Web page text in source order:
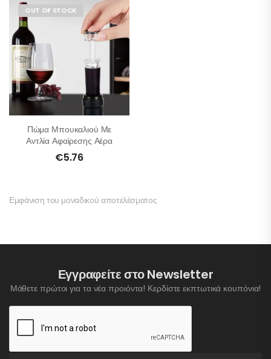
OUT OF STOCK
Πώμα Μπουκαλιού Με
Αντλία Αφαίρεσης Αέρα
€5.76
Εμφάνιση του μοναδικού αποτελέσματος
Εγγραφείτε στο Newsletter
Μάθετε πρώτοι για τα νέα προιόντα! Κερδίστε εκπτωτικά κουπόνια!